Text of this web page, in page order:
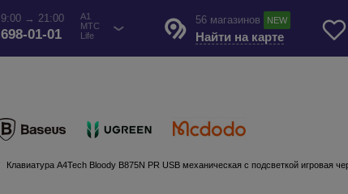
56 магазинов NEW
Найти на карте
9:00 → 21:00
698-01-01
A1
МТС
Life
Клавиатура A4Tech Bloody B875N PR USB механическая с подсветкой игровая